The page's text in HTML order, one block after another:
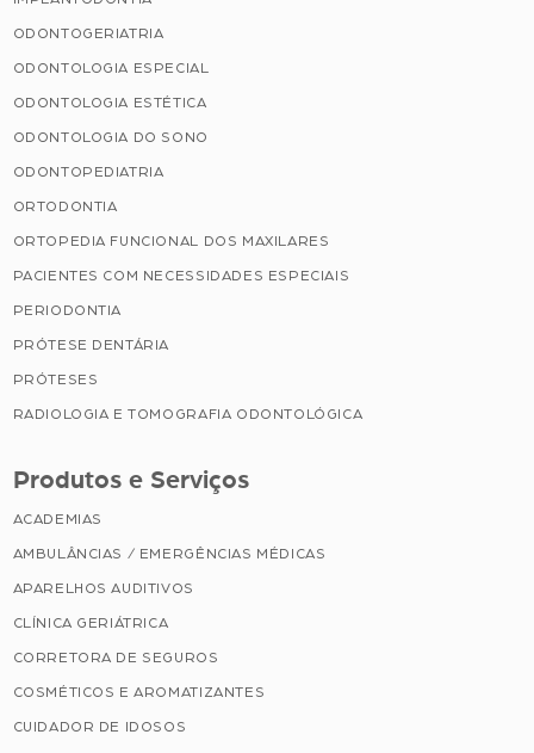
ODONTOGERIATRIA
ODONTOLOGIA ESPECIAL
ODONTOLOGIA ESTÉTICA
ODONTOLOGIA DO SONO
ODONTOPEDIATRIA
ORTODONTIA
ORTOPEDIA FUNCIONAL DOS MAXILARES
PACIENTES COM NECESSIDADES ESPECIAIS
PERIODONTIA
PRÓTESE DENTÁRIA
PRÓTESES
RADIOLOGIA E TOMOGRAFIA ODONTOLÓGICA
Produtos e Serviços
ACADEMIAS
AMBULÂNCIAS / EMERGÊNCIAS MÉDICAS
APARELHOS AUDITIVOS
CLÍNICA GERIÁTRICA
CORRETORA DE SEGUROS
COSMÉTICOS E AROMATIZANTES
CUIDADOR DE IDOSOS